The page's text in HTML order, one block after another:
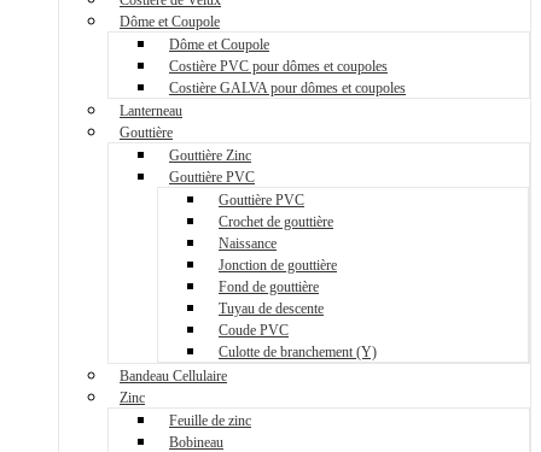
Dôme et Coupole
Dôme et Coupole
Costière PVC pour dômes et coupoles
Costière GALVA pour dômes et coupoles
Lanterneau
Gouttière
Gouttière Zinc
Gouttière PVC
Gouttière PVC
Crochet de gouttière
Naissance
Jonction de gouttière
Fond de gouttière
Tuyau de descente
Coude PVC
Culotte de branchement (Y)
Bandeau Cellulaire
Zinc
Feuille de zinc
Bobineau